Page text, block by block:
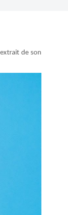
de son